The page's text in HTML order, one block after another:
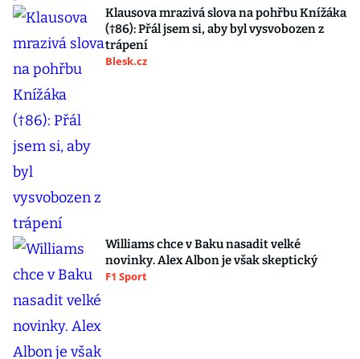
Klausova mrazivá slova na pohřbu Knížáka
(†86): Přál jsem si, aby byl vysvobozen z
trápení
Blesk.cz
Williams chce v Baku nasadit velké
novinky. Alex Albon je však skeptický
F1 Sport